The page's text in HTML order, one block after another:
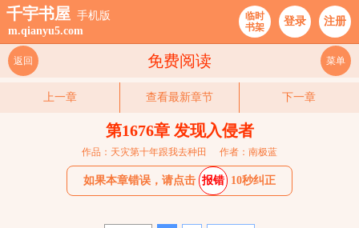
千宇书屋 手机版
m.qianyu5.com
临时
书架
登录 注册
免费阅读
返回 菜单
上一章 查看最新章节 下一章
第1676章 发现入侵者
作品：天灾第十年跟我去种田 作者：南极蓝
如果本章错误，请点击 报错 10秒纠正